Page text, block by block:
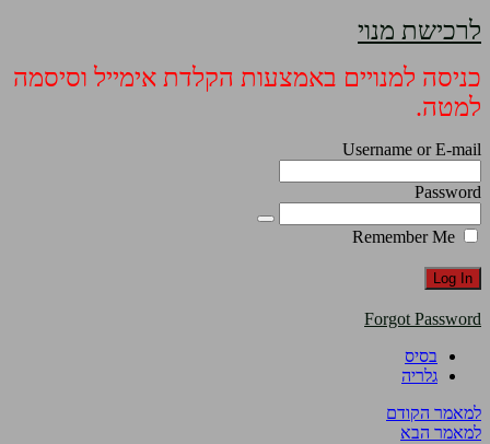
לרכישת מנוי
כניסה למנויים באמצעות הקלדת אימייל וסיסמה
למטה.
Username or E-mail
Password
Forgot Password
בסיס
גלריה
למאמר הקודם
למאמר הבא